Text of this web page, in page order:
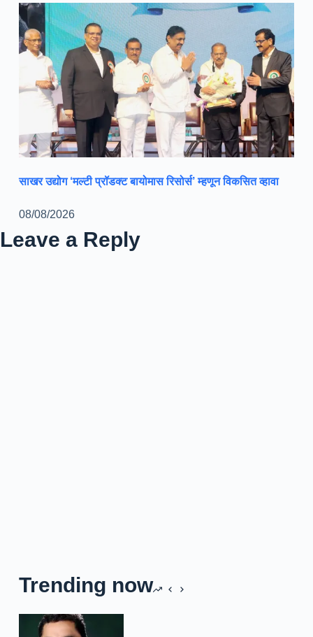
साखर उद्योग ‘मल्टी प्रॉडक्ट बायोमास रिसोर्स’ म्हणून विकसित व्हावा
08/08/2026
Leave a Reply
Trending now